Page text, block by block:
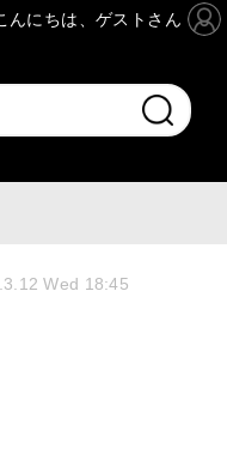
Wed 18:45
んにちは、ゲストさん